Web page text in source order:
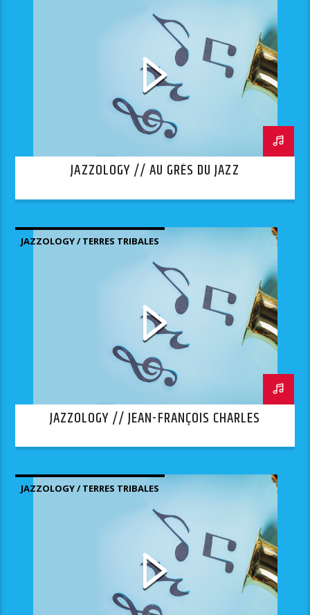
JAZZOLOGY // AU GRÈS DU JAZZ
JAZZOLOGY / TERRES TRIBALES
JAZZOLOGY // JEAN-FRANÇOIS CHARLES
JAZZOLOGY / TERRES TRIBALES